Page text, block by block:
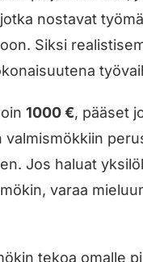
nostavat
Siksi
1000 €, pääset
valmismökkiin
Jos haluat
varaa
tekoa omalle